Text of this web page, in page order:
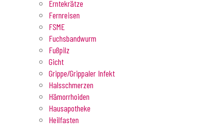
Erntekrätze
Fernreisen
FSME
Fuchsbandwurm
Fußpilz
Gicht
Grippe/Grippaler Infekt
Halsschmerzen
Hämorrhoiden
Hausapotheke
Heilfasten